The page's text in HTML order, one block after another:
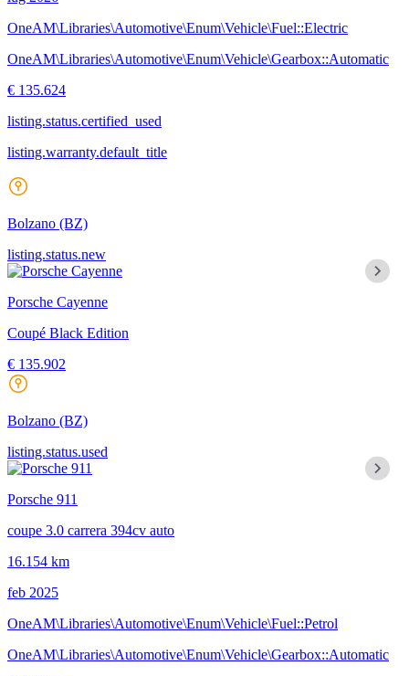
OneAM\Libraries\Automotive\Enum\Vehicle\Fuel::Electric
OneAM\Libraries\Automotive\Enum\Vehicle\Gearbox::Automatic
€ 135.624
listing.status.certified_used
listing.warranty.default_title
Bolzano (BZ)
listing.status.new
Porsche Cayenne
Coupé Black Edition
€ 135.902
Bolzano (BZ)
listing.status.used
Porsche 911
coupe 3.0 carrera 394cv auto
16.154 km
feb 2025
OneAM\Libraries\Automotive\Enum\Vehicle\Fuel::Petrol
OneAM\Libraries\Automotive\Enum\Vehicle\Gearbox::Automatic